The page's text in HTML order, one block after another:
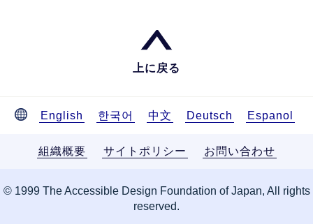
上に戻る
English 한국어 中文 Deutsch Espanol
組織概要 サイトポリシー お問い合わせ
© 1999 The Accessible Design Foundation of Japan, All rights
reserved.